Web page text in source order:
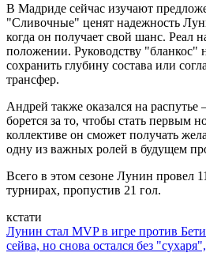
В Мадриде сейчас изучают
"Сливочные" ценят надежность
когда он получает свой шанс. Реал
положении. Руководству "бланкос"
сохранить глубину состава или
трансфер.
Андрей также оказался на распутье
борется за то, чтобы стать первым
коллективе он сможет получать
одну из важных ролей в будущем
Всего в этом сезоне Лунин провел
турнирах, пропустив 21 гол.
кстати
Лунин стал MVP в игре против
сейва, но снова остался без